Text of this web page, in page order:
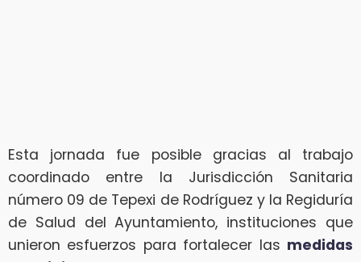
Esta jornada fue posible gracias al trabajo
coordinado entre la Jurisdicción Sanitaria
número 09 de Tepexi de Rodríguez y la Regiduría
de Salud del Ayuntamiento, instituciones que
unieron esfuerzos para fortalecer las medidas